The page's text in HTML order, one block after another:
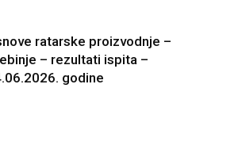
ratarske proizvodnje –
– rezultati ispita –
godine